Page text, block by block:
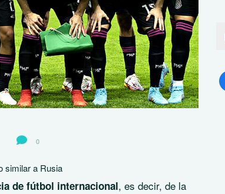
0
similar a Rusia
de fútbol internacional, es decir, de la